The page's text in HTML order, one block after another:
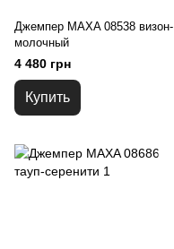
Джемпер MAXA 08538 визон-
молочный
4 480 грн
Купить